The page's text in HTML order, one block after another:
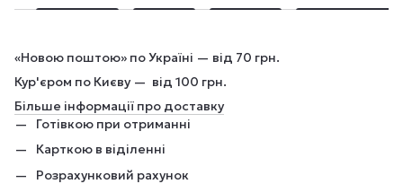
«Новою поштою» по Україні — від 70 грн.
Кур'єром по Києву — від 100 грн.
Більше інформації про доставку
Готівкою при отриманні
Карткою в віділенні
Розрахунковий рахунок